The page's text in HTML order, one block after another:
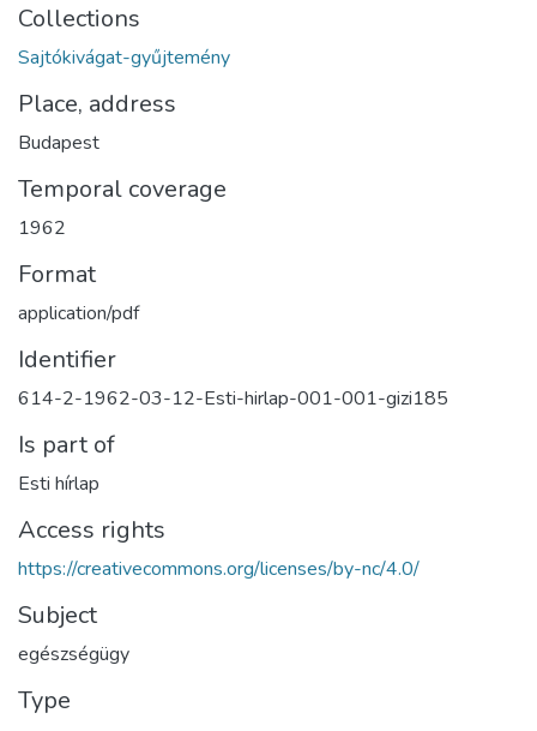
Collections
Sajtókivágat-gyűjtemény
Place, address
Budapest
Temporal coverage
1962
Format
application/pdf
Identifier
614-2-1962-03-12-Esti-hirlap-001-001-gizi185
Is part of
Esti hírlap
Access rights
https://creativecommons.org/licenses/by-nc/4.0/
Subject
egészségügy
Type